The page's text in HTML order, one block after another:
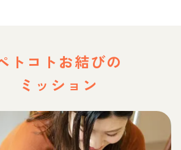
トコトお結びの
ミッション